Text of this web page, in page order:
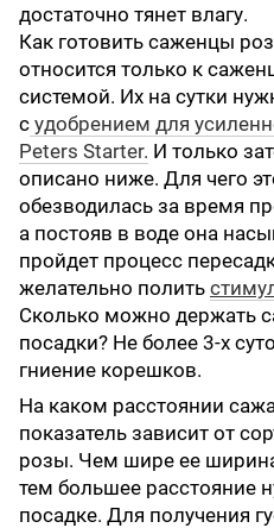
достаточно тянет влагу.
Как готовить саженцы
относится только к
системой. Их на сутки
с удобрением для
Peters Starter. И только
описано ниже. Для чего
обезводилась за время
а постояв в воде она
пройдет процесс
желательно полить
Сколько можно держать
посадки? Не более 3-х
гниение корешков.
На каком расстоянии
показатель зависит от
розы. Чем шире ее
тем большее расстояние
посадке. Для получения